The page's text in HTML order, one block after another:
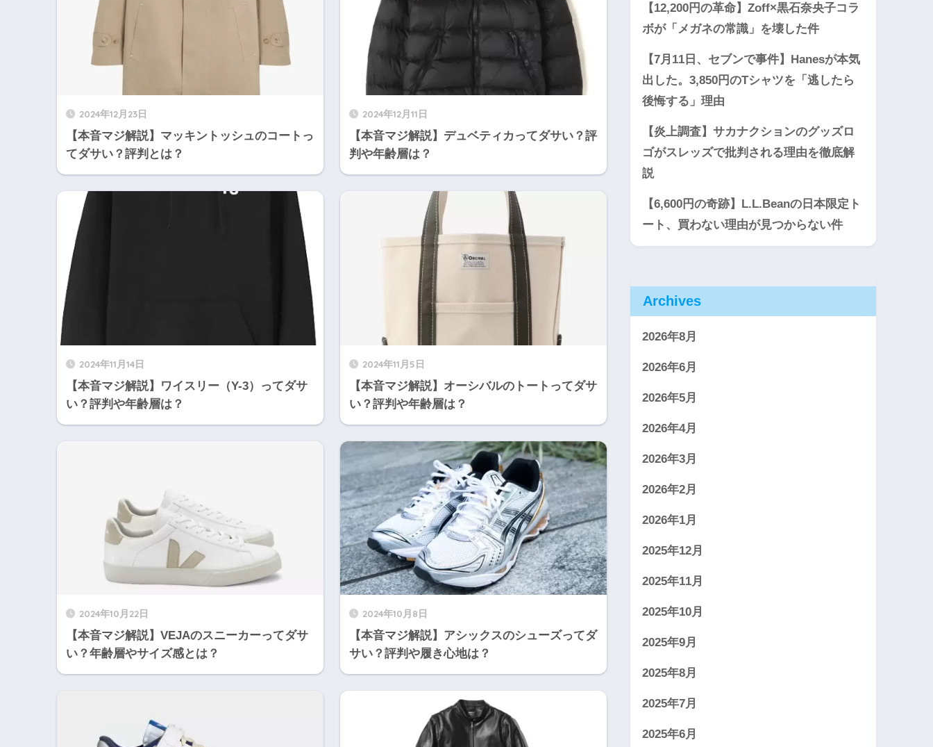
2024年12月23日
【本音マジ解説】マッキントッシュのコートっ
てダサい？評判とは？
2024年12月11日
【本音マジ解説】デュベティカってダサい？評
判や年齢層は？
2024年11月14日
【本音マジ解説】ワイスリー（Y-3）ってダサ
い？評判や年齢層は？
2024年11月5日
【本音マジ解説】オーシバルのトートってダサ
い？評判や年齢層は？
2024年10月22日
【本音マジ解説】VEJAのスニーカーってダサ
い？年齢層やサイズ感とは？
2024年10月8日
【本音マジ解説】アシックスのシューズってダ
サい？評判や履き心地は？
【12,200円の革命】Zoff×黒石奈央子コラ
ボが「メガネの常識」を壊した件
【7月11日、セブンで事件】Hanesが本気
出した。3,850円のTシャツを「逃したら
後悔する」理由
【炎上調査】サカナクションのグッズロ
ゴがスレッズで批判される理由を徹底解
説
【6,600円の奇跡】L.L.Beanの日本限定ト
ート、買わない理由が見つからない件
Archives
2026年8月
2026年6月
2026年5月
2026年4月
2026年3月
2026年2月
2026年1月
2025年12月
2025年11月
2025年10月
2025年9月
2025年8月
2025年7月
2025年6月